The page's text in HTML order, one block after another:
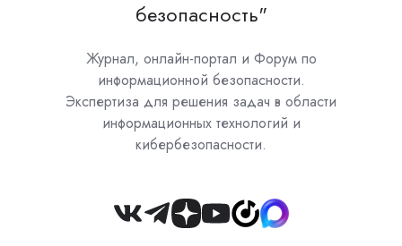
безопасность"
Журнал, онлайн-портал и Форум по
информационной безопасности.
Экспертиза для решения задач в области
информационных технологий и
кибербезопасности.
Join